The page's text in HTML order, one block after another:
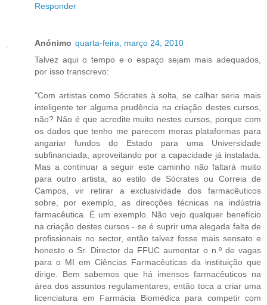
Responder
Anónimo quarta-feira, março 24, 2010
Talvez aqui o tempo e o espaço sejam mais adequados,
por isso transcrevo:
"Com artistas como Sócrates à solta, se calhar seria mais
inteligente ter alguma prudência na criação destes cursos,
não? Não é que acredite muito nestes cursos, porque com
os dados que tenho me parecem meras plataformas para
angariar fundos do Estado para uma Universidade
subfinanciada, aproveitando por a capacidade já instalada.
Mas a continuar a seguir este caminho não faltará muito
para outro artista, ao estilo de Sócrates ou Correia de
Campos, vir retirar a exclusividade dos farmacêuticos
sobre, por exemplo, as direcções técnicas na indústria
farmacêutica. É um exemplo. Não vejo qualquer benefício
na criação destes cursos - se é suprir uma alegada falta de
profissionais no sector, então talvez fosse mais sensato e
honesto o Sr. Director da FFUC aumentar o n.º de vagas
para o MI em Ciências Farmacêuticas da instituição que
dirige. Bem sabemos que há imensos farmacêuticos na
área dos assuntos regulamentares, então toca a criar uma
licenciatura em Farmácia Biomédica para competir com